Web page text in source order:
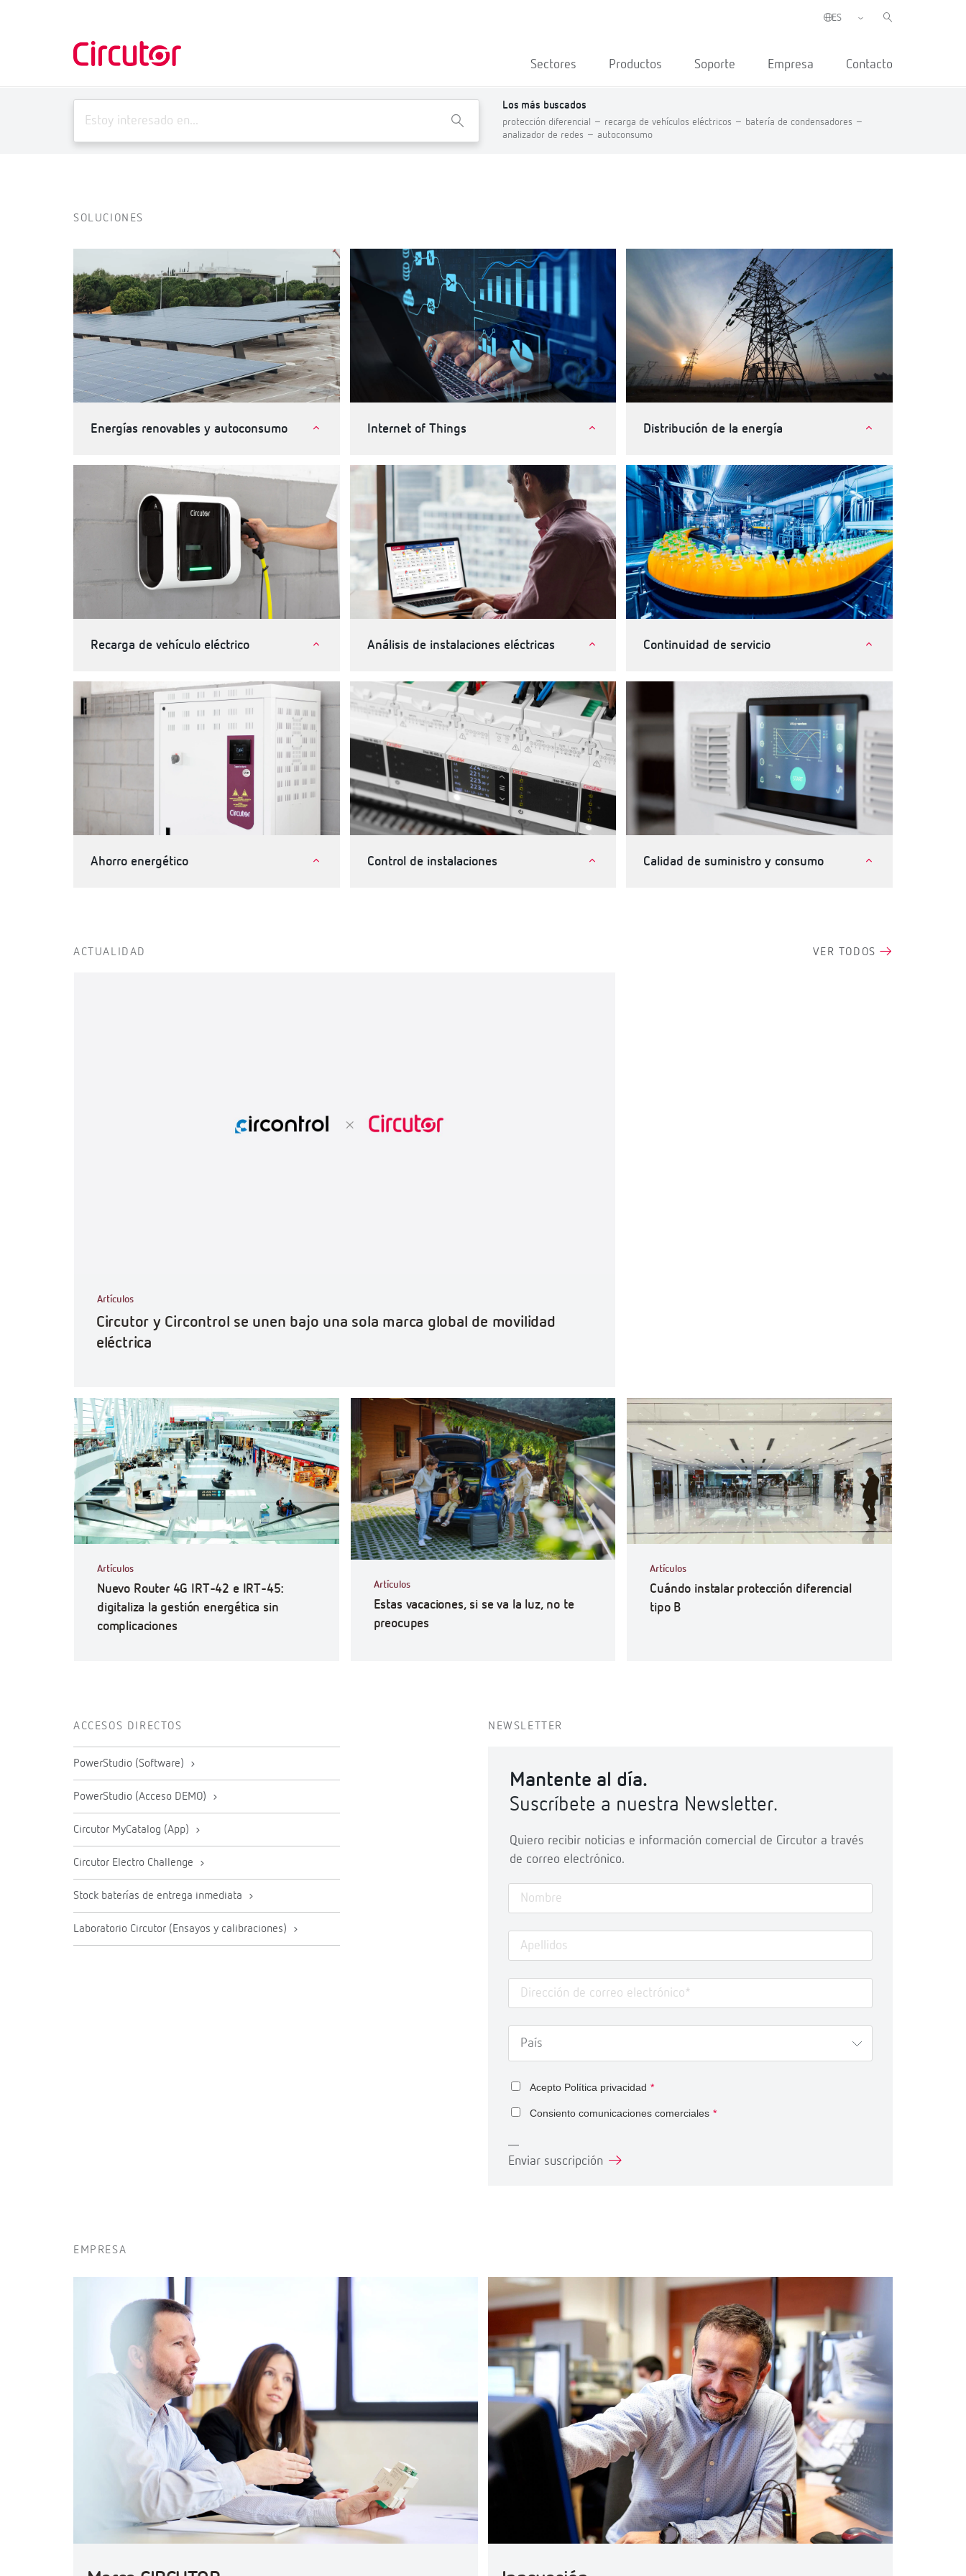
Sectores Productos Soporte Empresa Contacto
X
Los más buscados
protección diferencial – recarga de vehículos eléctricos – batería de condensadores –
analizador de redes – autoconsumo
SOLUCIONES
Energías renovables y autoconsumo Internet of Things
Internet of Things (IoT)
Distribución de la energía
Compañías eléctricas
Recarga de vehículo eléctrico
Movilidad eléctrica
Análisis de instalaciones eléctricas
Industria
Telecomunicaciones e instalaciones críticas
Terciario, edificios e infraestructuras
Continuidad de servicio
Telecomunicaciones e instalaciones críticas
Terciario, edificios e infraestructuras
Ahorro energético Control de instalaciones Calidad de suministro y consumo
ACTUALIDAD VER TODOS
Artículos
Circutor y Circontrol se unen bajo una sola marca global de movilidad
eléctrica
Artículos
Nuevo Router 4G IRT-42 e IRT-45:
digitaliza la gestión energética sin
complicaciones
Artículos
Estas vacaciones, si se va la luz, no te
preocupes
Artículos
Cuándo instalar protección diferencial
tipo B
ACCESOS DIRECTOS
PowerStudio (Software)
PowerStudio (Acceso DEMO)
Circutor MyCatalog (App)
Circutor Electro Challenge
Stock baterías de entrega inmediata
Laboratorio Circutor (Ensayos y calibraciones)
NEWSLETTER
Mantente al día.
Suscríbete a nuestra Newsletter.
Quiero recibir noticias e información comercial de Circutor a través
de correo electrónico.
*
Acepto Política privacidad
*
Consiento comunicaciones comerciales
Enviar suscripción
EMPRESA